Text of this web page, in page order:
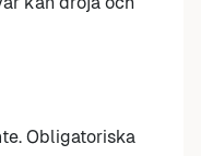
Obligatoriska